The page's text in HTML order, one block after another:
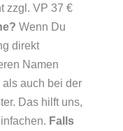
zzgl. VP 37 €
Wenn Du
direkt
Namen
auch bei der
Das hilft uns,
Falls